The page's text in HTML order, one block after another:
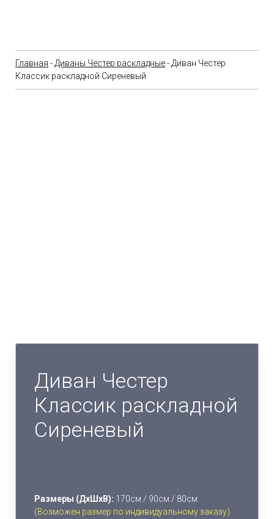
Главная -Диваны Честер раскладные- Диван Честер
Классик раскладной Сиреневый
Диван Честер
Классик раскладной
Сиреневый
Размеры (ДхШхВ): 170см / 90см / 80см
(Возможен размер по индивидуальному заказу)